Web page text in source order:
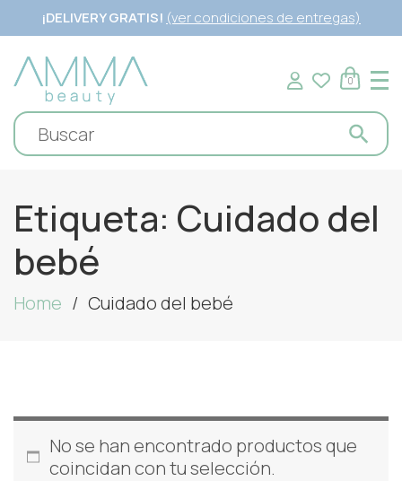
¡DELIVERY GRATIS! (ver condiciones de entregas)
0
Etiqueta: Cuidado del
bebé
Home Cuidado del bebé
No se han encontrado productos que
coincidan con tu selección.